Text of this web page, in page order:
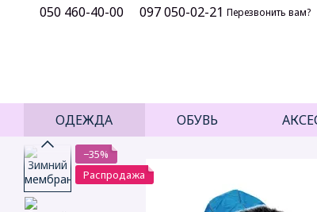
Перейти к основному контенту
050 460-40-00 097 050-02-21 Перезвонить вам?
ОДЕЖДА ОБУВЬ
−35%
Распродажа